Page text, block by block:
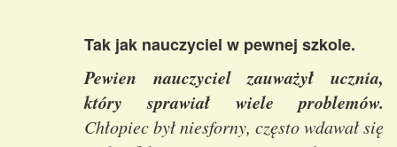
Tak jak nauczyciel w pewnej szkole.
Pewien nauczyciel zauważył ucznia,
który sprawiał wiele problemów.
Chłopiec był niesforny, często wdawał się